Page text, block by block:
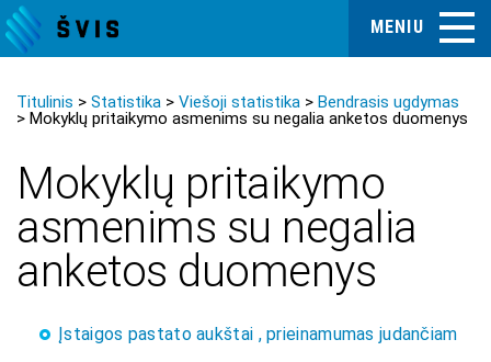
MENIU
Titulinis Statistika Viešoji statistika
Bendrasis ugdymas
Mokyklų pritaikymo asmenims su negalia anketos duomenys
Mokyklų pritaikymo
asmenims su negalia
anketos duomenys
Įstaigos pastato aukštai , prieinamumas judančiam